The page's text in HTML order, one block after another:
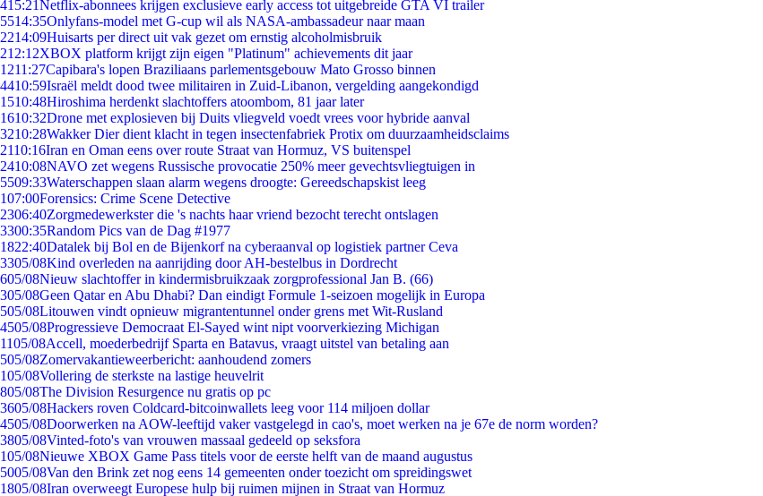
415:21Netflix-abonnees krijgen exclusieve early access tot uitgebreide GTA VI trailer
5514:35Onlyfans-model met G-cup wil als NASA-ambassadeur naar maan
2214:09Huisarts per direct uit vak gezet om ernstig alcoholmisbruik
212:12XBOX platform krijgt zijn eigen "Platinum" achievements dit jaar
1211:27Capibara's lopen Braziliaans parlementsgebouw Mato Grosso binnen
4410:59Israël meldt dood twee militairen in Zuid-Libanon, vergelding aangekondigd
1510:48Hiroshima herdenkt slachtoffers atoombom, 81 jaar later
1610:32Drone met explosieven bij Duits vliegveld voedt vrees voor hybride aanval
3210:28Wakker Dier dient klacht in tegen insectenfabriek Protix om duurzaamheidsclaims
2110:16Iran en Oman eens over route Straat van Hormuz, VS buitenspel
2410:08NAVO zet wegens Russische provocatie 250% meer gevechtsvliegtuigen in
5509:33Waterschappen slaan alarm wegens droogte: Gereedschapskist leeg
107:00Forensics: Crime Scene Detective
2306:40Zorgmedewerkster die 's nachts haar vriend bezocht terecht ontslagen
3300:35Random Pics van de Dag #1977
1822:40Datalek bij Bol en de Bijenkorf na cyberaanval op logistiek partner Ceva
3305/08Kind overleden na aanrijding door AH-bestelbus in Dordrecht
605/08Nieuw slachtoffer in kindermisbruikzaak zorgprofessional Jan B. (66)
305/08Geen Qatar en Abu Dhabi? Dan eindigt Formule 1-seizoen mogelijk in Europa
505/08Litouwen vindt opnieuw migrantentunnel onder grens met Wit-Rusland
4505/08Progressieve Democraat El-Sayed wint nipt voorverkiezing Michigan
1105/08Accell, moederbedrijf Sparta en Batavus, vraagt uitstel van betaling aan
505/08Zomervakantieweerbericht: aanhoudend zomers
105/08Vollering de sterkste na lastige heuvelrit
805/08The Division Resurgence nu gratis op pc
3605/08Hackers roven Coldcard-bitcoinwallets leeg voor 114 miljoen dollar
4505/08Doorwerken na AOW-leeftijd vaker vastgelegd in cao's, moet werken na je 67e de norm worden?
3805/08Vinted-foto's van vrouwen massaal gedeeld op seksfora
105/08Nieuwe XBOX Game Pass titels voor de eerste helft van de maand augustus
5005/08Van den Brink zet nog eens 14 gemeenten onder toezicht om spreidingswet
1805/08Iran overweegt Europese hulp bij ruimen mijnen in Straat van Hormuz